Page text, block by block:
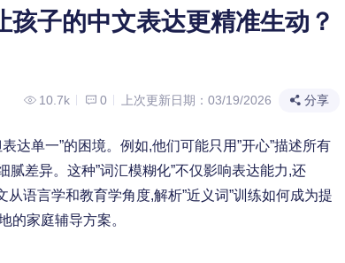
英文阅读与写作
学龄前-6年级
子的中文表达更精准生动？
10.7k 0 上次更新日期：03/19/2026 分享
达单一”的困境。例如,他们可能只用”开心”描述所有
腻差异。这种”词汇模糊化”不仅影响表达能力,还
语言学和教育学角度,解析”近义词”训练如何成为提
的家庭辅导方案。